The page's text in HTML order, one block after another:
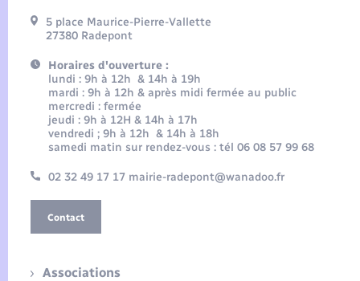
5 place Maurice-Pierre-Vallette
27380 Radepont
Horaires d'ouverture :
lundi : 9h à 12h & 14h à 19h
mardi : 9h à 12h & après midi fermée au public
mercredi : fermée
jeudi : 9h à 12H & 14h à 17h
vendredi ; 9h à 12h & 14h à 18h
samedi matin sur rendez-vous : tél 06 08 57 99 68
02 32 49 17 17 mairie-radepont@wanadoo.fr
Contact
Associations